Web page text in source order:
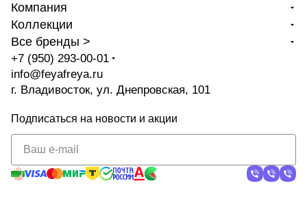
Компания
Коллекции
Все бренды >
+7 (950) 293-00-01
info@feyafreya.ru
г. Владивосток, ул. Днепровская, 101
Подписаться на новости и акции